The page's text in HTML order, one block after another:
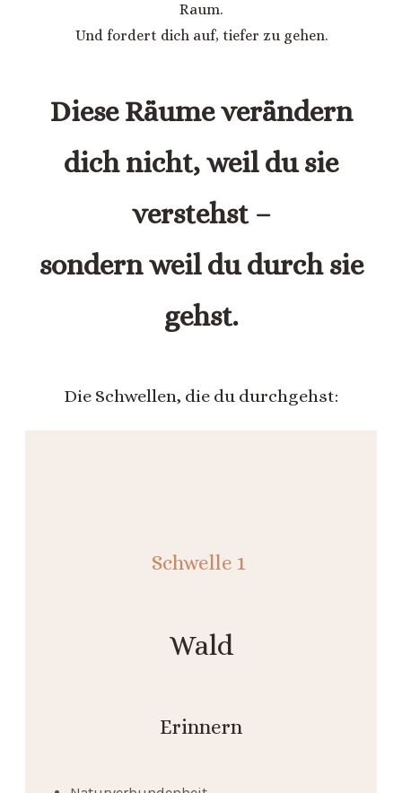
Raum.
Und fordert dich auf, tiefer zu gehen.
Diese Räume verändern
dich nicht, weil du sie
verstehst –
sondern weil du durch sie
gehst.
Die Schwellen, die du durchgehst:
Schwelle 1
Wald
Erinnern